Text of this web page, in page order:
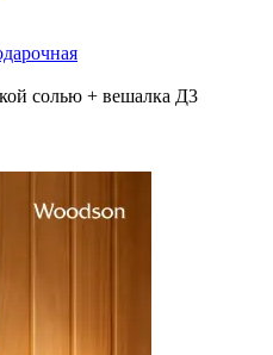
солью + вешалка Д3